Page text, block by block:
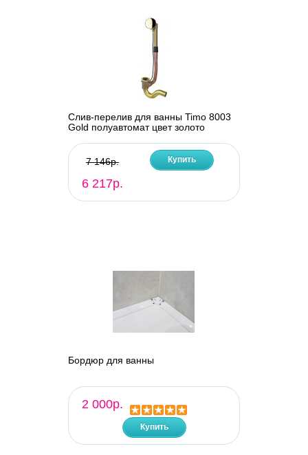
Слив-перелив для ванны Timo 8003
Gold полуавтомат цвет золото
7 146р.
6 217р.
Купить
Бордюр для ванны
2 000р.
Купить